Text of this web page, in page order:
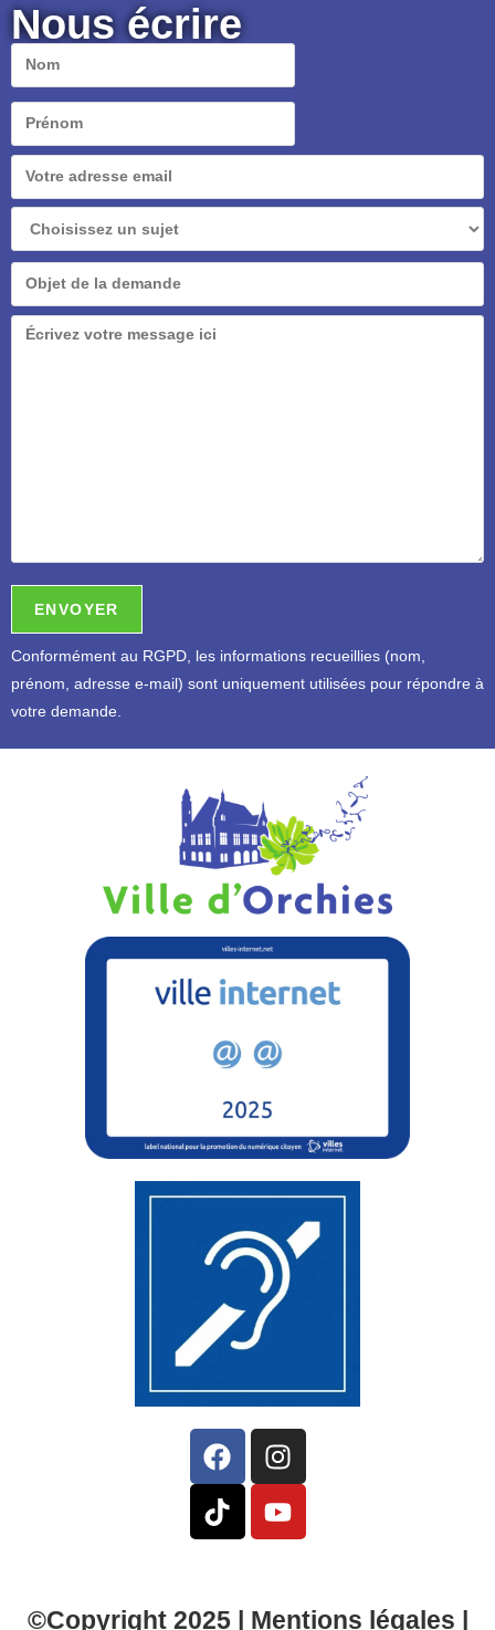
Nous écrire
Conformément au RGPD, les informations recueillies (nom,
prénom, adresse e-mail) sont uniquement utilisées pour répondre à
votre demande.
©Copyright 2025 | Mentions légales